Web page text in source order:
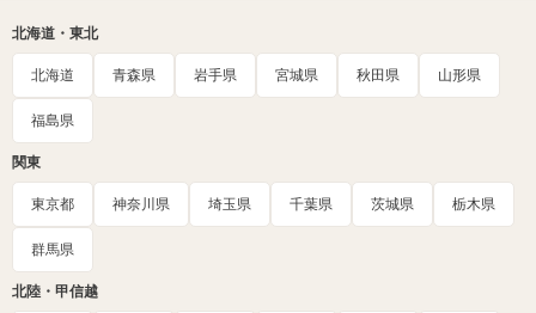
北海道・東北
北海道 青森県 岩手県 宮城県 秋田県 山形県
福島県
関東
東京都 神奈川県 埼玉県 千葉県 茨城県 栃木県
群馬県
北陸・甲信越